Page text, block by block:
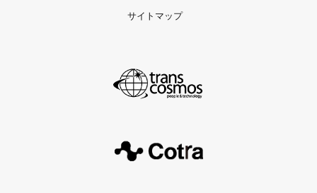
サイトマップ